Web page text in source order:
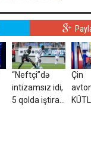
“Neftçi”də
intizamsız idi,
5 qolda iştirak
Çin